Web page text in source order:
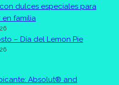
dulces especiales para
en familia
– Día del Lemon Pie
Absolut® and